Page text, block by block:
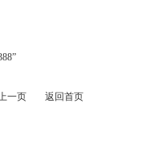
一页 返回首页